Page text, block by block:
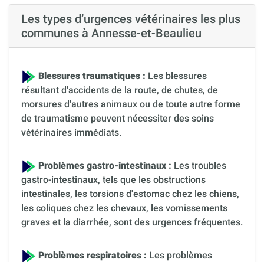
Les types d’urgences vétérinaires les plus
communes à Annesse-et-Beaulieu
Blessures traumatiques : Les blessures
résultant d'accidents de la route, de chutes, de
morsures d'autres animaux ou de toute autre forme
de traumatisme peuvent nécessiter des soins
vétérinaires immédiats.
Problèmes gastro-intestinaux : Les troubles
gastro-intestinaux, tels que les obstructions
intestinales, les torsions d'estomac chez les chiens,
les coliques chez les chevaux, les vomissements
graves et la diarrhée, sont des urgences fréquentes.
Problèmes respiratoires : Les problèmes